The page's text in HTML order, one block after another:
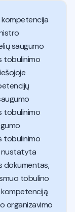
saugumo
tobulinimo
tobulinimo
tobulinimo
nustatyta
dokumentas,
tobulino
organizavimo